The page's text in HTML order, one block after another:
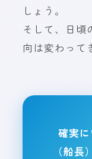
しょう。
そして、日頃
向は変わって
確実
（船